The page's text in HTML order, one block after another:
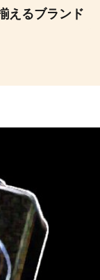
えるブランド